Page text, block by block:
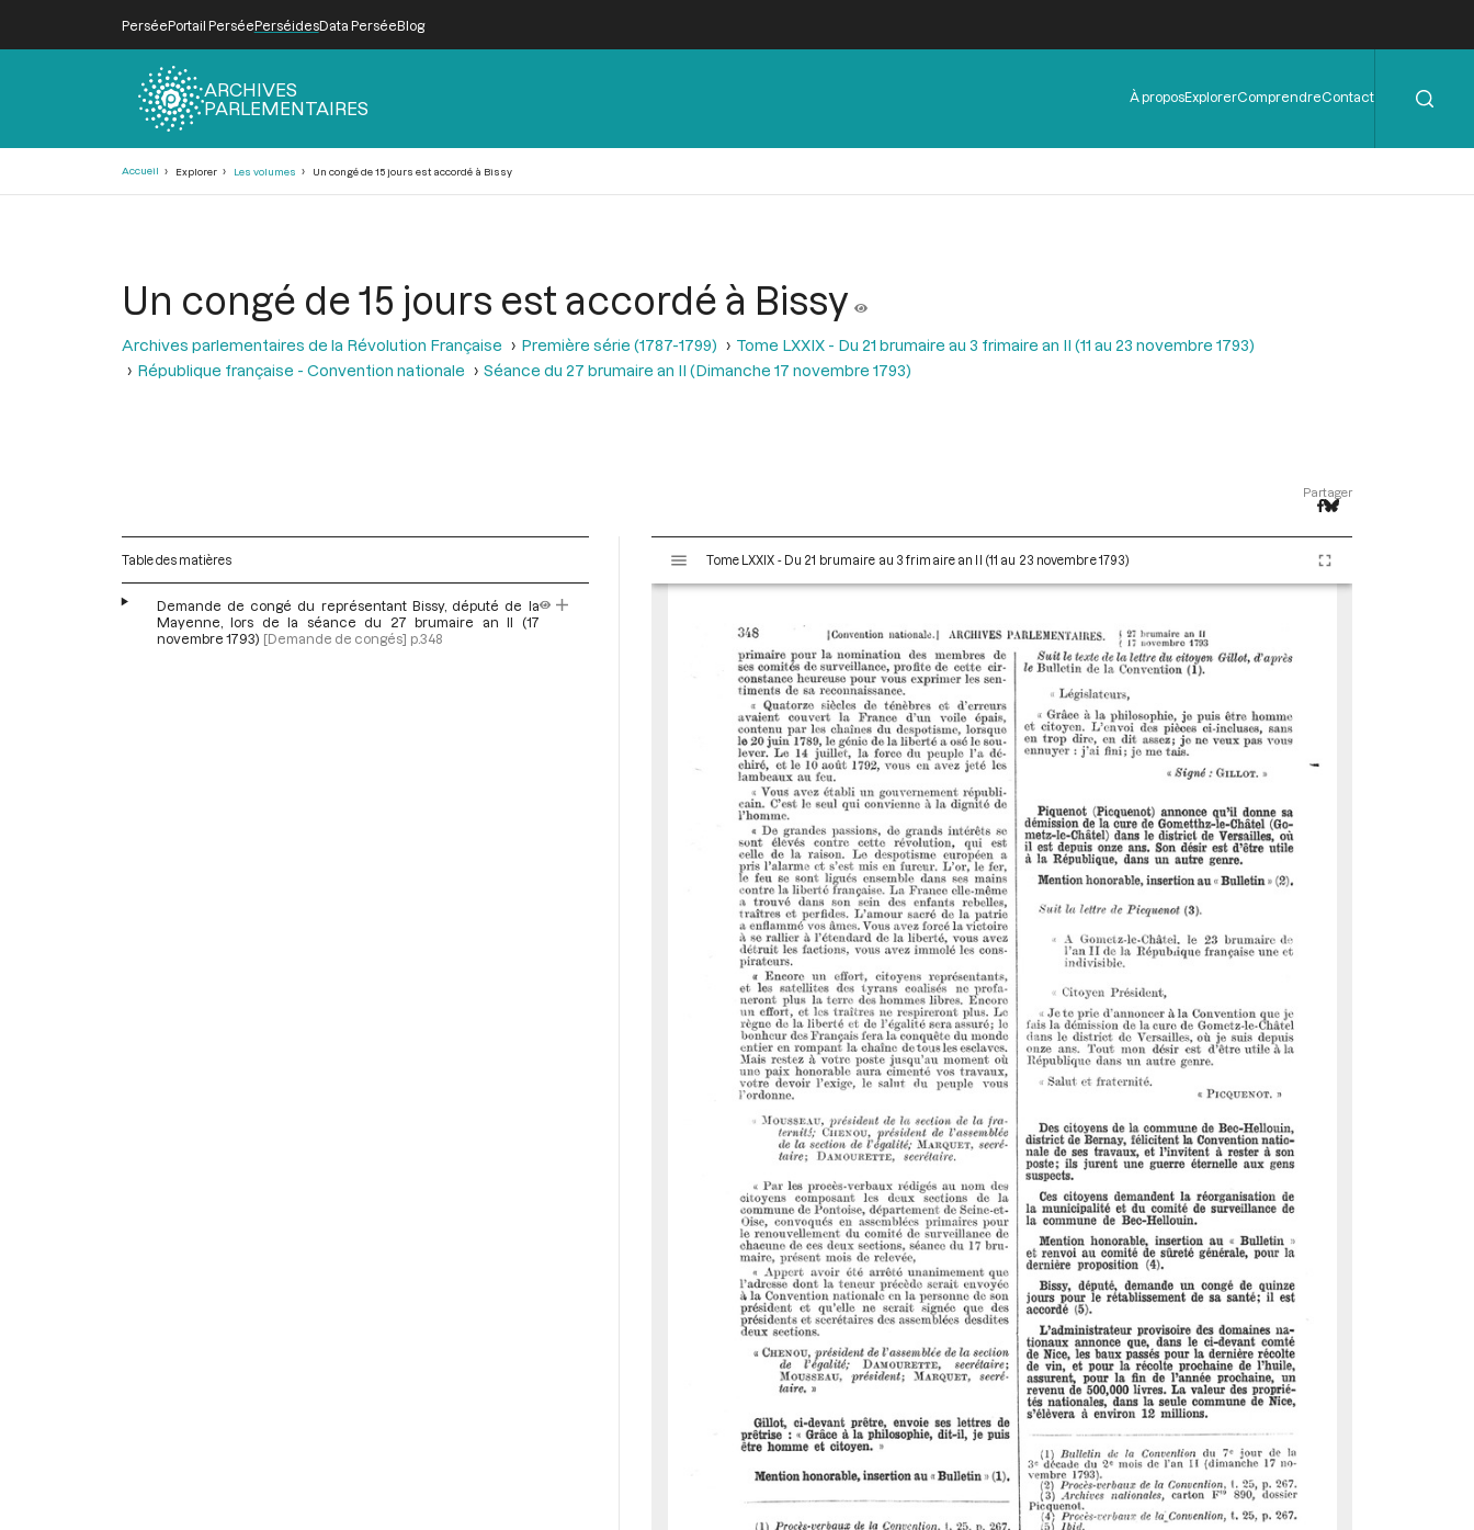
PerséePortail PerséePerséidesData PerséeBlog
ARCHIVES
PARLEMENTAIRES
Menu
de
À proposExplorerComprendreContact
Accueil Explorer Les volumes Un congé de 15 jours est accordé à Bissy
Un congé de 15 jours est accordé à Bissy
Archives parlementaires de la Révolution Française Première série (1787-1799)
Tome LXXIX - Du 21 brumaire au 3 frimaire an II (11 au 23 novembre 1793)
République française - Convention nationale
Séance du 27 brumaire an II (Dimanche 17 novembre 1793)
Partager
Table des matières
Demande de congé du représentant Bissy, député de la
Mayenne, lors de la séance du 27 brumaire an II (17
novembre 1793) [Demande de congés] p.348
s
Tome LXXIX - Du 21 brumaire au 3 frimaire an II (11 au 23 novembre 1793)